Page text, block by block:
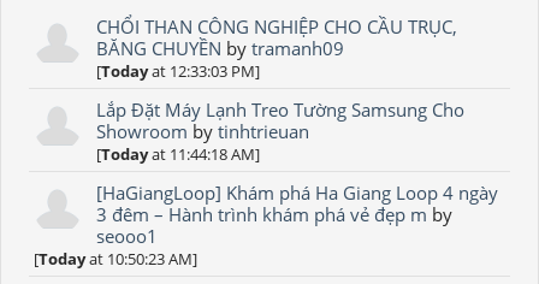
CHỔI THAN CÔNG NGHIỆP CHO CẦU TRỤC,
BĂNG CHUYỀN bytramanh09
[Todayat 12:33:03 PM]
Lắp Đặt Máy Lạnh Treo Tường Samsung Cho
Showroom bytinhtrieuan
[Todayat 11:44:18 AM]
[HaGiangLoop] Khám phá Ha Giang Loop 4 ngày
3 đêm – Hành trình khám phá vẻ đẹp m by
seooo1
[Todayat 10:50:23 AM]